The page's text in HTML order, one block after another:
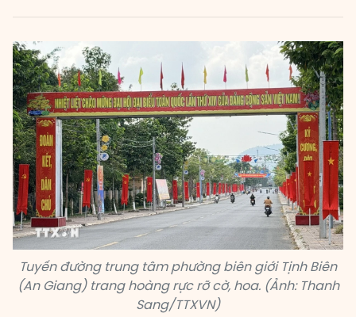
Tuyến đường trung tâm phường biên giới Tịnh Biên
(An Giang) trang hoàng rực rỡ cờ, hoa. (Ảnh: Thanh
Sang/TTXVN)